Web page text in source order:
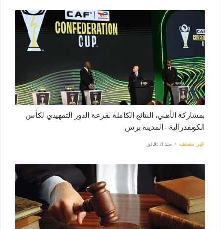
بمشاركة الأهلي، النتائج الكاملة لقرعة الدور التمهيدي لكأس
الكونفدرالية - المدينة برس
غير مصنف منذ 8 دقائق